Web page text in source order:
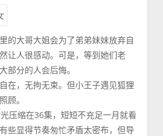
的大哥大姐会为了弟弟妹妹放弃自
让人很感动。可是，等到她们老
部分的人会后悔。
在，无拘无束。但小王子遇见狐狸
顾。
压缩在36集，短短不充足一月就看
些显得节奏匆忙矛盾太密布，但导